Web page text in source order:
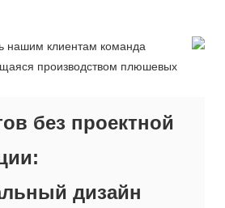
без проектной
дизайн